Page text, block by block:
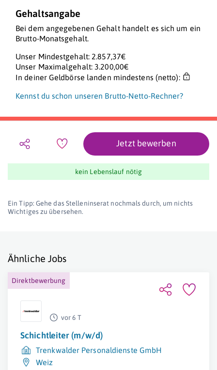
Gehaltsangabe
Bei dem angegebenen Gehalt handelt es sich um ein
Brutto-Monatsgehalt.
Unser Mindestgehalt: 2.857,37€
Unser Maximalgehalt: 3.200,00€
In deiner Geldbörse landen mindestens (netto):
Kennst du schon unseren Brutto-Netto-Rechner?
Jetzt bewerben
kein Lebenslauf nötig
Ein Tipp: Gehe das Stelleninserat nochmals durch, um nichts
Wichtiges zu übersehen.
Ähnliche Jobs
Direktbewerbung
vor 6 T
Schichtleiter (m/w/d)
Trenkwalder Personaldienste GmbH
Weiz